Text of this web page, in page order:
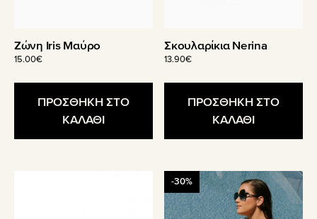
Ζώνη Iris Μαύρο
15.00€
ΠΡΟΣΘΗΚΗ ΣΤΟ
ΚΑΛΑΘΙ
Σκουλαρίκια Nerina
13.90€
ΠΡΟΣΘΗΚΗ ΣΤΟ
ΚΑΛΑΘΙ
-30%